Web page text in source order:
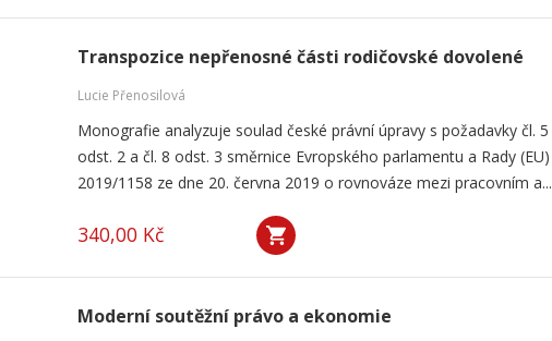
Transpozice nepřenosné části rodičovské dovolené
Lucie Přenosilová
Monografie analyzuje soulad české právní úpravy s požadavky čl. 5
odst. 2 a čl. 8 odst. 3 směrnice Evropského parlamentu a Rady (EU)
2019/1158 ze dne 20. června 2019 o rovnováze mezi pracovním a...
340,00 Kč
Moderní soutěžní právo a ekonomie